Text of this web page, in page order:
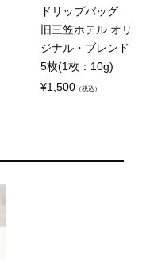
ドリップバッグ
旧三笠ホテル オリ
ジナル・ブレンド
5枚(1枚：10g)
¥1,500（税込）